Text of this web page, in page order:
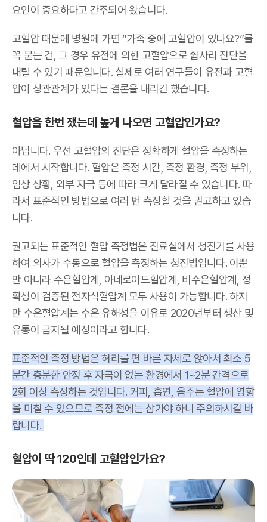
요인이 중요하다고 간주되어 왔습니다.
고혈압 때문에 병원에 가면 “가족 중에 고혈압이 있나요?”를
꼭 묻는 건, 그 경우 유전에 의한 고혈압으로 쉽사리 진단을
내릴 수 있기 때문입니다. 실제로 여러 연구들이 유전과 고혈
압이 상관관계가 있다는 결론을 내리긴 했습니다.
혈압을 한번 쟀는데 높게 나오면 고혈압인가요?
아닙니다. 우선 고혈압의 진단은 정확하게 혈압을 측정하는
데에서 시작합니다. 혈압은 측정 시간, 측정 환경, 측정 부위,
임상 상황, 외부 자극 등에 따라 크게 달라질 수 있습니다. 따
라서 표준적인 방법으로 여러 번 측정할 것을 권고하고 있습
니다.
권고되는 표준적인 혈압 측정법은 진료실에서 청진기를 사용
하여 의사가 수동으로 혈압을 측정하는 청진법입니다. 이뿐
만 아니라 수은혈압계, 아네로이드혈압계, 비수은혈압계, 정
확성이 검증된 전자식혈압계 모두 사용이 가능합니다. 하지
만 수은혈압계는 수은 유해성을 이유로 2020년부터 생산 및
유통이 금지될 예정이라고 합니다.
표준적인 측정 방법은 허리를 편 바른 자세로 앉아서 최소 5
분간 충분한 안정 후 자극이 없는 환경에서 1~2분 간격으로
2회 이상 측정하는 것입니다. 커피, 흡연, 음주는 혈압에 영향
을 미칠 수 있으므로 측정 전에는 삼가야 하니 주의하시길 바
랍니다.
혈압이 딱 120인데 고혈압인가요?